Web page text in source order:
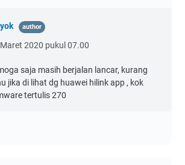
2020 pukul 07.00
saja masih berjalan lancar, kurang
jika di lihat dg huawei hilink app , kok
tertulis 270